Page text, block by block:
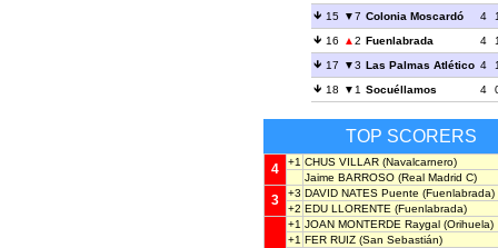
15
7 Colonia Moscardó 4
16
2 Fuenlabrada 4
17
3 Las Palmas Atlético 4
18
1 Socuéllamos 4
TOP SCORERS
4 +1 CHUS VILLAR (Navalcarnero)
Jaime BARROSO (Real Madrid C)
3 +3 DAVID NATES Puente (Fuenlabrada)
+2 EDU LLORENTE (Fuenlabrada)
+1 JOAN MONTERDE Raygal (Orihuela)
+1 FER RUIZ (San Sebastián)